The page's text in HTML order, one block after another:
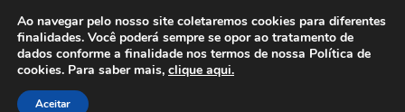
Ao navegar pelo nosso site coletaremos cookies para diferentes
finalidades. Você poderá sempre se opor ao tratamento de
dados conforme a finalidade nos termos de nossa Política de
cookies. Para saber mais, clique aqui.
Aceitar